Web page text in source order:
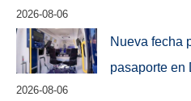
2026-08-06
Nueva fecha
pasaporte en
2026-08-06